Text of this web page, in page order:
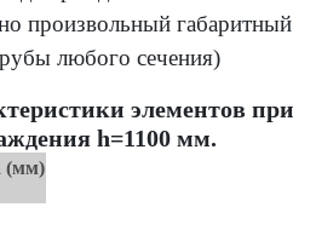
произвольный габаритный
любого сечения)
элементов при
h=1100 мм.
(мм)